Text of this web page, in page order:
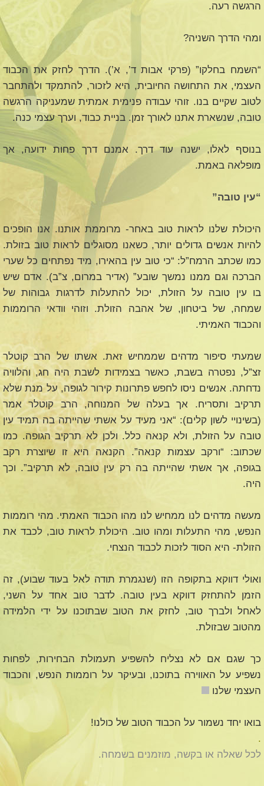
הרגשה רעה.
ומהי הדרך השניה?
“השמח בחלקו” (פרקי אבות ד’, א’). הדרך לחזק את הכבוד
העצמי, את התחושה החיובית, היא לזכור, להתמקד ולהתחבר
לטוב שקיים בנו. זוהי עבודה פנימית אמתית שמעניקה הרגשה
טובה, שנשארת אתנו לאורך זמן. בניית כבוד, וערך עצמי כנה.
בנוסף לאלו, ישנה עוד דרך. אמנם דרך פחות ידועה, אך
מופלאה באמת.
“עין טובה”
היכולת שלנו לראות טוב באחר- מרוממת אותנו. אנו הופכים
להיות אנשים גדולים יותר, כשאנו מסוגלים לראות טוב בזולת.
כמו שכתב הרמח”ל: “כי טוב עין בהאירו, מיד נפתחים כל שערי
הברכה וגם ממנו נמשך שובע” (אדיר במרום, צ”ב). אדם שיש
בו עין טובה על הזולת, יכול להתעלות לדרגות גבוהות של
שמחה, של ביטחון, של אהבה הזולת. וזוהי וודאי הרוממות
והכבוד האמיתי.
שמעתי סיפור מדהים שממחיש זאת. אשתו של הרב קוטלר
זצ”ל, נפטרה בשבת, כאשר בצמידות לשבת היה חג, והלוויה
נדחתה. אנשים ניסו לחפש פתרונות קירור לגופה, על מנת שלא
תרקיב ותסריח. אך בעלה של המנוחה, הרב קוטלר אמר
(בשינויי לשון קלים): “אני מעיד על אשתי שהייתה בה תמיד עין
טובה על הזולת, ולא קנאה כלל. ולכן לא תרקיב הגופה. כמו
שכתוב: “ורקב עצמות קנאה”. הקנאה היא זו שיוצרת רקב
בגופה, אך אשתי שהייתה בה רק עין טובה, לא תרקיב”. וכך
היה.
מעשה מדהים לנו ממחיש לנו מהו הכבוד האמתי. מהי רוממות
הנפש, מהי התעלות ומהו טוב. היכולת לראות טוב, לכבד את
הזולת- היא הסוד לזכות לכבוד הנצחי.
ואולי דווקא בתקופה הזו (שנגמרת תודה לאל בעוד שבוע), זה
הזמן להתחזק דווקא בעין טובה. לדבר טוב אחד על השני,
לאחל ולברך טוב, לחזק את הטוב שבתוכנו על ידי הלמידה
מהטוב שבזולת.
כך שגם אם לא נצליח להשפיע תעמולת הבחירות, לפחות
נשפיע על האווירה בתוכנו, ובעיקר על רוממות הנפש, והכבוד
העצמי שלנו
בואו יחד נשמור על הכבוד הטוב של כולנו!
.
לכל שאלה או בקשה, מוזמנים בשמחה.